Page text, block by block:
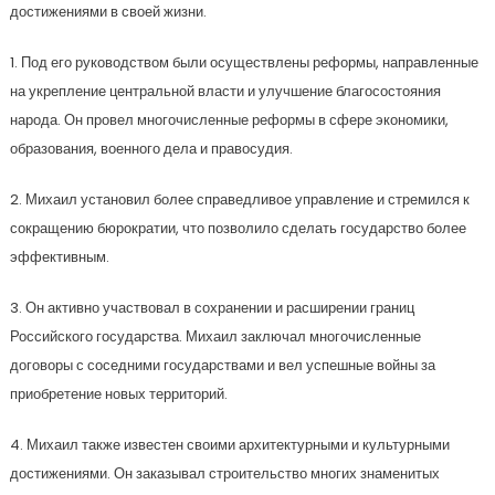
достижениями в своей жизни.
1. Под его руководством были осуществлены реформы, направленные
на укрепление центральной власти и улучшение благосостояния
народа. Он провел многочисленные реформы в сфере экономики,
образования, военного дела и правосудия.
2. Михаил установил более справедливое управление и стремился к
сокращению бюрократии, что позволило сделать государство более
эффективным.
3. Он активно участвовал в сохранении и расширении границ
Российского государства. Михаил заключал многочисленные
договоры с соседними государствами и вел успешные войны за
приобретение новых территорий.
4. Михаил также известен своими архитектурными и культурными
достижениями. Он заказывал строительство многих знаменитых